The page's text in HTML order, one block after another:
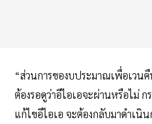
“ส่วนการของบประมาณเพื่อเวน
ต้องรอดูว่าอีไอเอจะผ่านหรือไม่
แก้ไขอีไอเอ จะต้องกลับมาดำเนิ